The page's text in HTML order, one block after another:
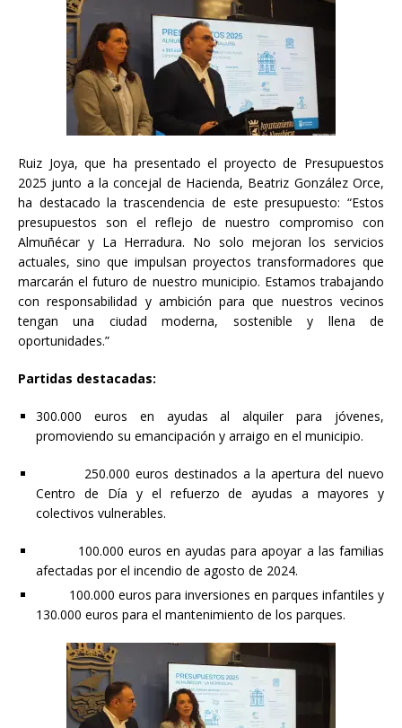
Ruiz Joya, que ha presentado el proyecto de Presupuestos
2025 junto a la concejal de Hacienda, Beatriz González Orce,
ha destacado la trascendencia de este presupuesto: “Estos
presupuestos son el reflejo de nuestro compromiso con
Almuñécar y La Herradura. No solo mejoran los servicios
actuales, sino que impulsan proyectos transformadores que
marcarán el futuro de nuestro municipio. Estamos trabajando
con responsabilidad y ambición para que nuestros vecinos
tengan una ciudad moderna, sostenible y llena de
oportunidades.”
Partidas destacadas:
300.000 euros en ayudas al alquiler para jóvenes,
promoviendo su emancipación y arraigo en el municipio.
250.000 euros destinados a la apertura del nuevo
Centro de Día y el refuerzo de ayudas a mayores y
colectivos vulnerables.
100.000 euros en ayudas para apoyar a las familias
afectadas por el incendio de agosto de 2024.
100.000 euros para inversiones en parques infantiles y
130.000 euros para el mantenimiento de los parques.